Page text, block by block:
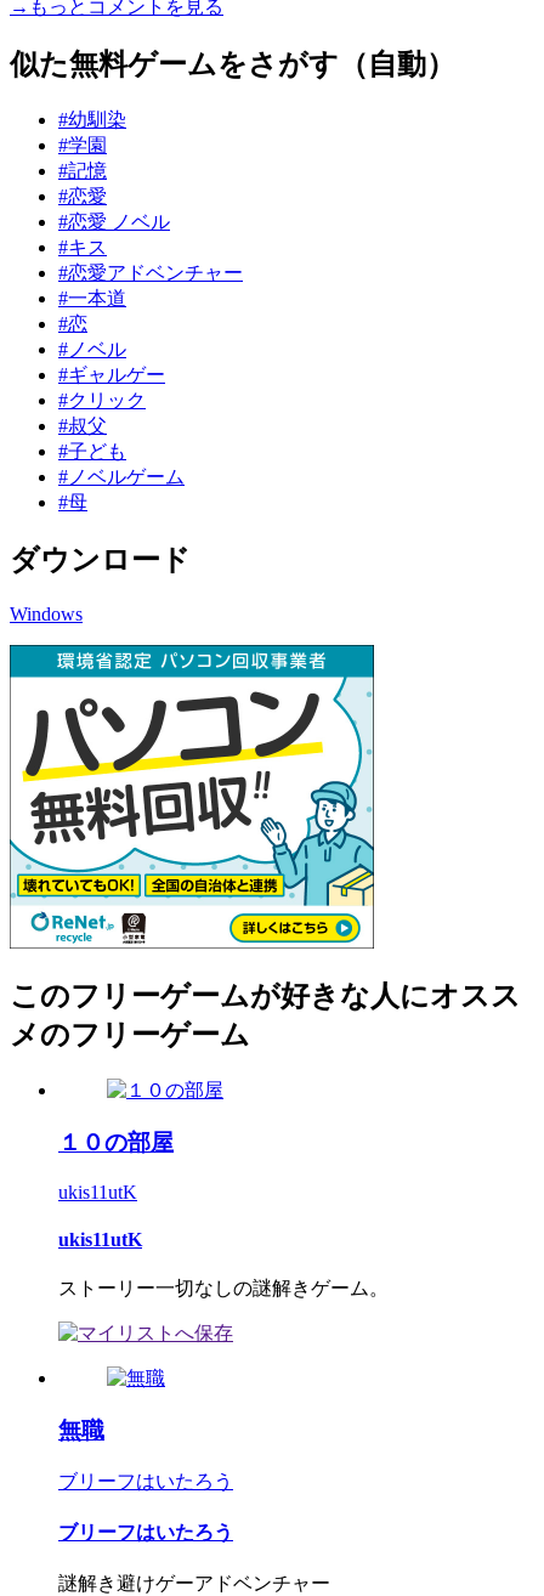
→もっとコメントを見る
似た無料ゲームをさがす（自動）
#幼馴染
#学園
#記憶
#恋愛
#恋愛 ノベル
#キス
#恋愛アドベンチャー
#一本道
#恋
#ノベル
#ギャルゲー
#クリック
#叔父
#子ども
#ノベルゲーム
#母
ダウンロード
Windows
このフリーゲームが好きな人にオスス
メのフリーゲーム
１０の部屋
ukis11utK
ukis11utK
ストーリー一切なしの謎解きゲーム。
無職
ブリーフはいたろう
ブリーフはいたろう
謎解き避けゲーアドベンチャー